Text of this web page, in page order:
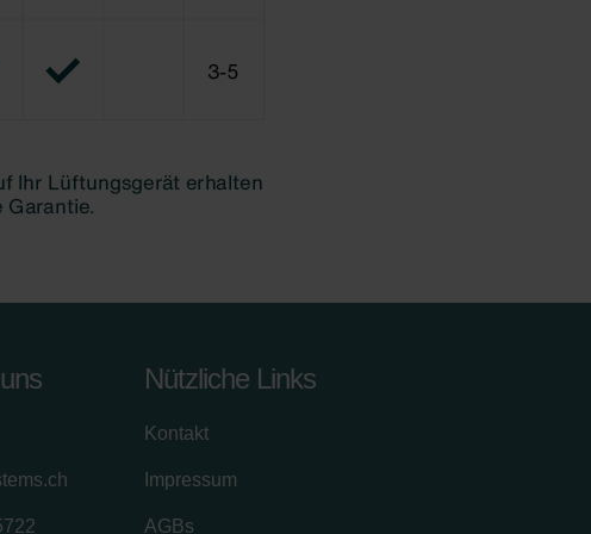
Nützliche Links
Kontakt
Impressum
AGBs